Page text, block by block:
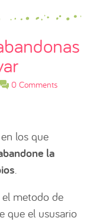
0 Comments
los que
la
metodo de
que el ususario